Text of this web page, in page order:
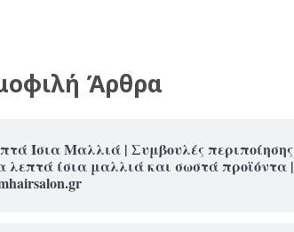
Άρθρα
Ίσια Μαλλιά | Συμβουλές περιποίησης
λεπτά ίσια μαλλιά και σωστά προϊόντα |